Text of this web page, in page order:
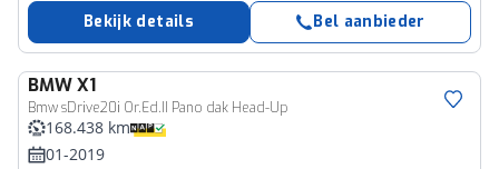
Bekijk details Bel aanbieder
BMWX1
Bmw sDrive20i Or.Ed.II Pano dak Head-Up
168.438 km
01-2019